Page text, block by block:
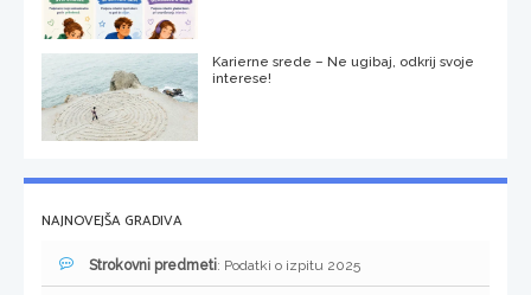
Karierne srede – Ne ugibaj, odkrij svoje
interese!
NAJNOVEJŠA GRADIVA
Strokovni predmeti: Podatki o izpitu 2025